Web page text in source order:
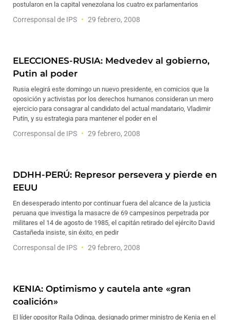
postularon en la capital venezolana los cuatro ex parlamentarios
Corresponsal de IPS 29 febrero, 2008
ELECCIONES-RUSIA: Medvedev al gobierno,
Putin al poder
Rusia elegirá este domingo un nuevo presidente, en comicios que la
oposición y activistas por los derechos humanos consideran un mero
ejercicio para consagrar al candidato del actual mandatario, Vladimir
Putin, y su estrategia para mantener el poder en el
Corresponsal de IPS 29 febrero, 2008
DDHH-PERÚ: Represor persevera y pierde en
EEUU
En desesperado intento por continuar fuera del alcance de la justicia
peruana que investiga la masacre de 69 campesinos perpetrada por
militares el 14 de agosto de 1985, el capitán retirado del ejército David
Castañeda insiste, sin éxito, en pedir
Corresponsal de IPS 29 febrero, 2008
KENIA: Optimismo y cautela ante «gran
coalición»
El líder opositor Raila Odinga, designado primer ministro de Kenia en el